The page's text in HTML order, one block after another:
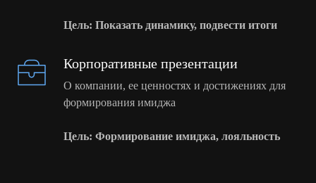
Цель: Показать динамику, подвести итоги
Корпоративные презентации
О компании, ее ценностях и достижениях для
формирования имиджа
Цель: Формирование имиджа, лояльность